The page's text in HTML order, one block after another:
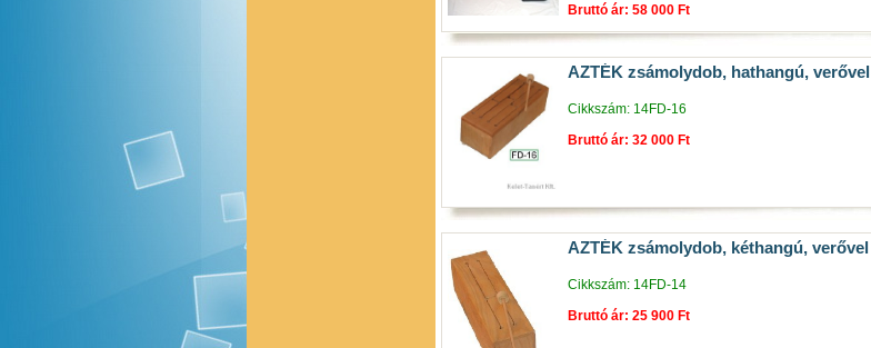
Bruttó ár: 58 000 Ft
AZTÉK zsámolydob, hathangú, verővel
Cikkszám: 14FD-16
Bruttó ár: 32 000 Ft
AZTÉK zsámolydob, kéthangú, verővel
Cikkszám: 14FD-14
Bruttó ár: 25 900 Ft